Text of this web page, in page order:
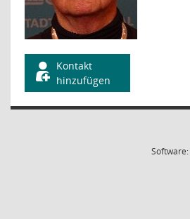
Kontakt
hinzufügen
Software: